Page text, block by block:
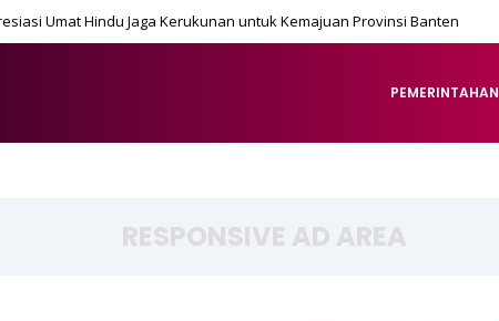
PEMERINTAHAN
RESPONSIVE AD AREA